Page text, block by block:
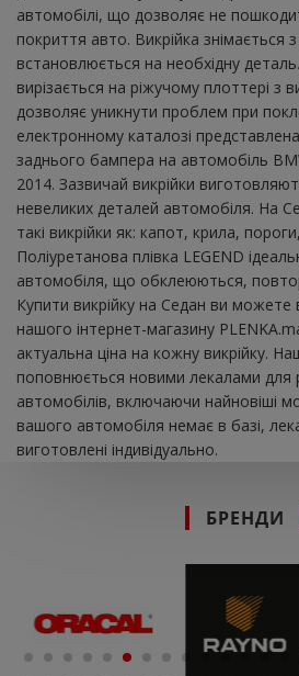
автомобілі, що дозволяє не
покриття авто. Викрійка знімається з
встановлюється на необхідну
вирізається на ріжучому плоттері з
дозволяє уникнути проблем при
електронному каталозі
заднього бампера на автомобіль
2014. Зазвичай викрійки
невеликих деталей автомобіля. На
такі викрійки як: капот, крила,
Поліуретанова плівка LEGEND
автомобіля, що обклеюються,
Купити викрійку на Седан ви можете
нашого інтернет-магазину
актуальна ціна на кожну викрійку.
поповнюється новими лекалами для
автомобілів, включаючи найновіші
вашого автомобіля немає в базі,
виготовлені індивідуально.
БРЕНДИ